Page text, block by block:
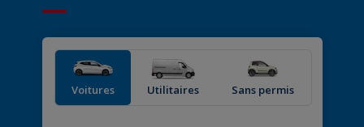
Voitures Utilitaires Sans permis